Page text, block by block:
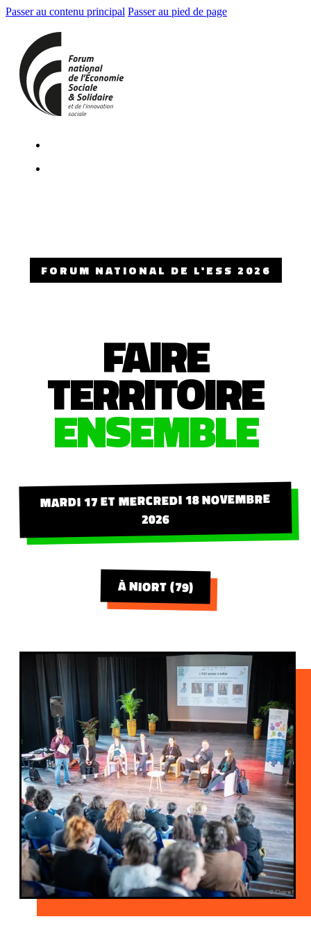
Passer au contenu principal Passer au pied de page
FORUM NATIONAL DE L'ESS 2026
FAIRE
TERRITOIRE
ENSEMBLE
MARDI 17 ET MERCREDI 18 NOVEMBRE
2026
À NIORT (79)